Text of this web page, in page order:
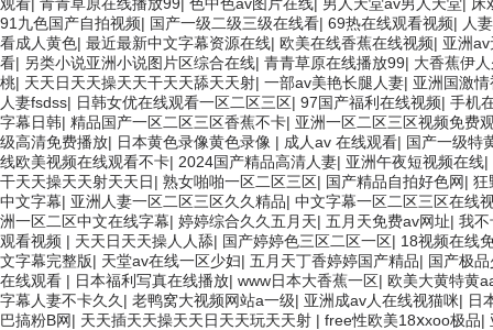
91九色国产自拍视频| 国产一级二级三级在线看| 69热在线观看视频| 人
看成人黄色| 最近最新中文字幕资源在线| 欧美在线香蕉在线视频| 亚洲
看| 另类小说亚洲小说图片区综合在线| 青青草原在线播放99| 大香蕉伊
桃| 天天日天天操天天干天天舔天天射| 一部av美艳长腿人妻| 亚洲国激
人妻fsdss| 日韩女优在线观看一区二区三区| 97国产福利在线视频| 手机
字幕日韩| 精品国产一区二区三区香蕉不卡| 亚洲一区二区三区视频免费
级高清免费播放| 日本黄色录像黄色录像 | 成人av 在线观看| 国产一级特
线欧美视频在线观看不卡| 2024国产精品高清人妻| 亚洲午夜短视频在线|
干天天操天天射天天日| 熟女啪啪一区二区三区| 国产精品自拍好色网| 狂
中文字幕| 亚洲人妻一区二区三区久久精品| 中文字幕一区二区三区在线
洲一区二区中文在线字幕| 婷婷综合久久五月天| 五月天免费av网址| 我不
观看视频 | 天天日天天操人人舔| 国产婷婷色三区二区一区| 18视频在线
文字幕完整版| 天堂av在线一区少妇| 五月天丁香婷婷国产精品| 国产极
在线观看 | 日本福利写真在线播放| www日本大香蕉一区| 欧美大黄特黄
字幕人妻不卡久久 | 老鸭窝大视频网站a一级| 亚洲成av人在线视猫咪| 日
巴搞粉B网| 天天插天天操天天日天天玩天天射 | free性欧美18ⅹxoo极品|